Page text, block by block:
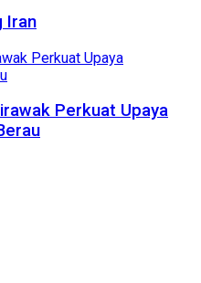
Iran
Perkuat Upaya